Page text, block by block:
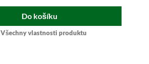
Do košíku
Všechny vlastnosti produktu